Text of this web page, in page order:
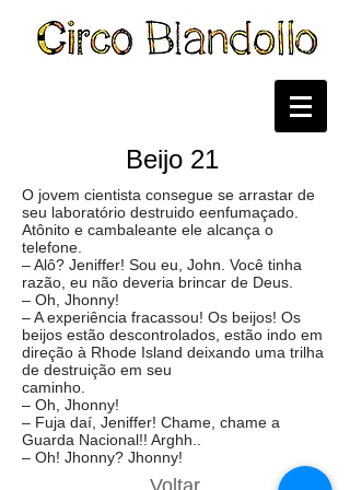
Beijo 21
O jovem cientista consegue se arrastar de
seu laboratório destruido eenfumaçado.
Atônito e cambaleante ele alcança o
telefone.
– Alô? Jeniffer! Sou eu, John. Você tinha
razão, eu não deveria brincar de Deus.
– Oh, Jhonny!
– A experiência fracassou! Os beijos! Os
beijos estão descontrolados, estão indo em
direção à Rhode Island deixando uma trilha
de destruição em seu
caminho.
– Oh, Jhonny!
– Fuja daí, Jeniffer! Chame, chame a
Guarda Nacional!! Arghh..
– Oh! Jhonny? Jhonny!
Voltar